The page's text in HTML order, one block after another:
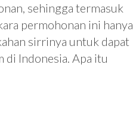
sehingga termasuk
permohonan ini hanya
sirrinya untuk dapat
di Indonesia. Apa itu